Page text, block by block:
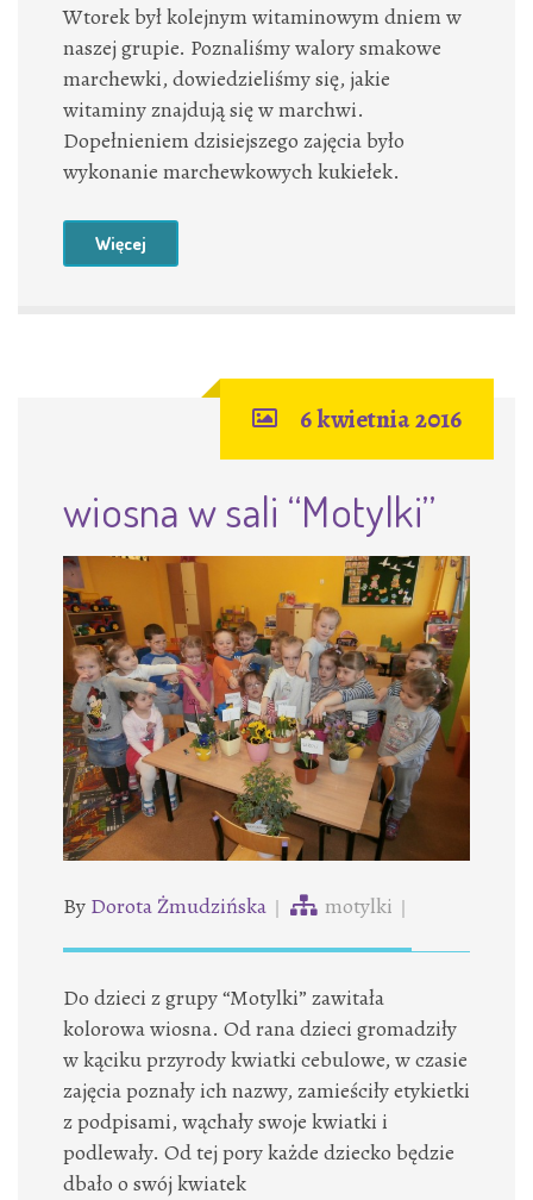
Wtorek był kolejnym witaminowym dniem w
naszej grupie. Poznaliśmy walory smakowe
marchewki, dowiedzieliśmy się, jakie
witaminy znajdują się w marchwi.
Dopełnieniem dzisiejszego zajęcia było
wykonanie marchewkowych kukiełek.
Więcej
6 kwietnia 2016
wiosna w sali “Motylki”
By Dorota Żmudzińska motylki
Do dzieci z grupy “Motylki” zawitała
kolorowa wiosna. Od rana dzieci gromadziły
w kąciku przyrody kwiatki cebulowe, w czasie
zajęcia poznały ich nazwy, zamieściły etykietki
z podpisami, wąchały swoje kwiatki i
podlewały. Od tej pory każde dziecko będzie
dbało o swój kwiatek